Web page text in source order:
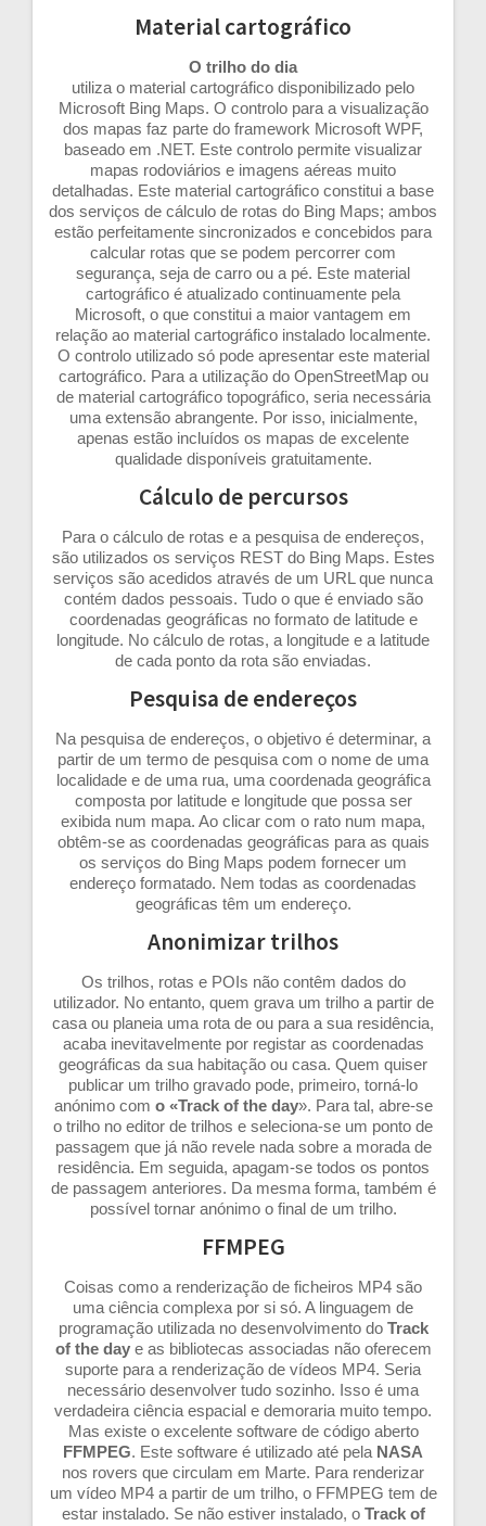
Material cartográfico
O trilho do dia
utiliza o material cartográfico disponibilizado pelo
Microsoft Bing Maps. O controlo para a visualização
dos mapas faz parte do framework Microsoft WPF,
baseado em .NET. Este controlo permite visualizar
mapas rodoviários e imagens aéreas muito
detalhadas. Este material cartográfico constitui a base
dos serviços de cálculo de rotas do Bing Maps; ambos
estão perfeitamente sincronizados e concebidos para
calcular rotas que se podem percorrer com
segurança, seja de carro ou a pé. Este material
cartográfico é atualizado continuamente pela
Microsoft, o que constitui a maior vantagem em
relação ao material cartográfico instalado localmente.
O controlo utilizado só pode apresentar este material
cartográfico. Para a utilização do OpenStreetMap ou
de material cartográfico topográfico, seria necessária
uma extensão abrangente. Por isso, inicialmente,
apenas estão incluídos os mapas de excelente
qualidade disponíveis gratuitamente.
Cálculo de percursos
Para o cálculo de rotas e a pesquisa de endereços,
são utilizados os serviços REST do Bing Maps. Estes
serviços são acedidos através de um URL que nunca
contém dados pessoais. Tudo o que é enviado são
coordenadas geográficas no formato de latitude e
longitude. No cálculo de rotas, a longitude e a latitude
de cada ponto da rota são enviadas.
Pesquisa de endereços
Na pesquisa de endereços, o objetivo é determinar, a
partir de um termo de pesquisa com o nome de uma
localidade e de uma rua, uma coordenada geográfica
composta por latitude e longitude que possa ser
exibida num mapa. Ao clicar com o rato num mapa,
obtêm-se as coordenadas geográficas para as quais
os serviços do Bing Maps podem fornecer um
endereço formatado. Nem todas as coordenadas
geográficas têm um endereço.
Anonimizar trilhos
Os trilhos, rotas e POIs não contêm dados do
utilizador. No entanto, quem grava um trilho a partir de
casa ou planeia uma rota de ou para a sua residência,
acaba inevitavelmente por registar as coordenadas
geográficas da sua habitação ou casa. Quem quiser
publicar um trilho gravado pode, primeiro, torná-lo
anónimo com o «Track of the day». Para tal, abre-se
o trilho no editor de trilhos e seleciona-se um ponto de
passagem que já não revele nada sobre a morada de
residência. Em seguida, apagam-se todos os pontos
de passagem anteriores. Da mesma forma, também é
possível tornar anónimo o final de um trilho.
FFMPEG
Coisas como a renderização de ficheiros MP4 são
uma ciência complexa por si só. A linguagem de
programação utilizada no desenvolvimento do Track
of the daye as bibliotecas associadas não oferecem
suporte para a renderização de vídeos MP4. Seria
necessário desenvolver tudo sozinho. Isso é uma
verdadeira ciência espacial e demoraria muito tempo.
Mas existe o excelente software de código aberto
FFMPEG. Este software é utilizado até pela NASA
nos rovers que circulam em Marte. Para renderizar
um vídeo MP4 a partir de um trilho, o FFMPEG tem de
estar instalado. Se não estiver instalado, o Track of